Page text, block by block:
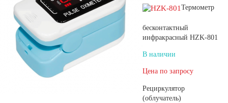
Термометр
бесконтактный
инфракрасный HZK-801
В наличии
Цена по запросу
Рециркулятор
(облучатель)